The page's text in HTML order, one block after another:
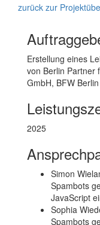
zurück zur
Erstellung eines
von Berlin Partner
GmbH, BFW
2025
Simon
Spambots
JavaScript
Sophia
Spambots